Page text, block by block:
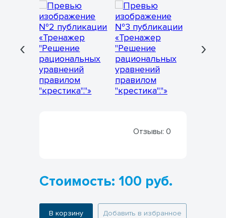
‹ ›
Отзывы: 0
Стоимость: 100 руб.
В корзину Добавить в избранное